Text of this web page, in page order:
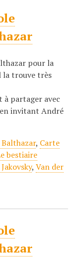
pour la
la trouve très
à partager avec
invitant André
, Carte
bestiaire
, Van der